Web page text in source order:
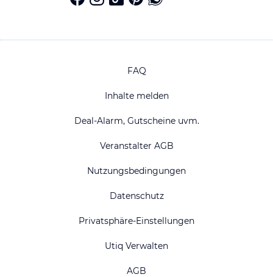
FAQ
Inhalte melden
Deal-Alarm, Gutscheine uvm.
Veranstalter AGB
Nutzungsbedingungen
Datenschutz
Privatsphäre-Einstellungen
Utiq Verwalten
AGB